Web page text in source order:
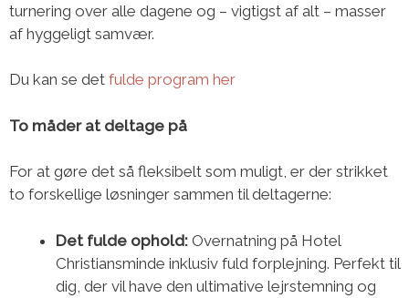
turnering over alle dagene og – vigtigst af alt – masser
af hyggeligt samvær.
Du kan se det fulde program her
To måder at deltage på
For at gøre det så fleksibelt som muligt, er der strikket
to forskellige løsninger sammen til deltagerne:
Det fulde ophold: Overnatning på Hotel
Christiansminde inklusiv fuld forplejning. Perfekt til
dig, der vil have den ultimative lejrstemning og